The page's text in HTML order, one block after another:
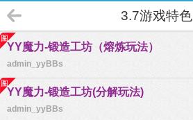
3.7游戏特色
YY魔力-锻造工坊（熔炼玩法）
admin_yyBBs
YY魔力-锻造工坊(分解玩法)
admin_yyBBs